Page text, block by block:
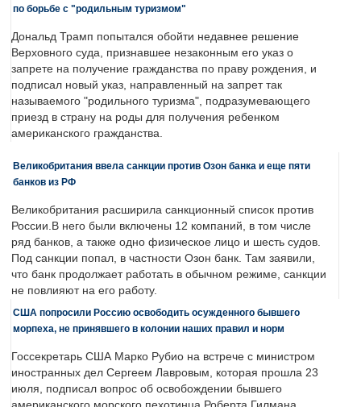
по борьбе с "родильным туризмом"
Дональд Трамп попытался обойти недавнее решение
Верховного суда, признавшее незаконным его указ о
запрете на получение гражданства по праву рождения, и
подписал новый указ, направленный на запрет так
называемого "родильного туризма", подразумевающего
приезд в страну на роды для получения ребенком
американского гражданства.
Великобритания ввела санкции против Озон банка и еще пяти
банков из РФ
Великобритания расширила санкционный список против
России.В него были включены 12 компаний, в том числе
ряд банков, а также одно физическое лицо и шесть судов.
Под санкции попал, в частности Озон банк. Там заявили,
что банк продолжает работать в обычном режиме, санкции
не повлияют на его работу.
США попросили Россию освободить осужденного бывшего
морпеха, не принявшего в колонии наших правил и норм
Госсекретарь США Марко Рубио на встрече с министром
иностранных дел Сергеем Лавровым, которая прошла 23
июля, подписал вопрос об освобождении бывшего